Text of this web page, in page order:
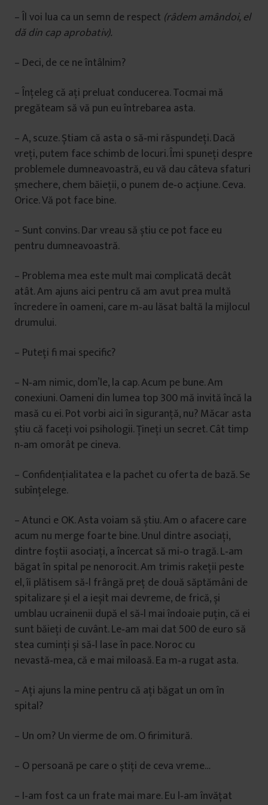
– Îl voi lua ca un semn de respect (râdem amândoi, el
dă din cap aprobativ).
– Deci, de ce ne întâlnim?
– Înţeleg că aţi preluat conducerea. Tocmai mă
pregăteam să vă pun eu întrebarea asta.
– A, scuze. Știam că asta o să‑mi răspundeţi. Dacă
vreţi, putem face schimb de locuri. Îmi spuneţi despre
problemele dumneavoastră, eu vă dau câteva sfaturi
șmechere, chem băieţii, o punem de‑o acţiune. Ceva.
Orice. Vă pot face bine.
– Sunt convins. Dar vreau să știu ce pot face eu
pentru dumneavoastră.
– Problema mea este mult mai complicată decât
atât. Am ajuns aici pentru că am avut prea multă
încredere în oameni, care m‑au lăsat baltă la mijlocul
drumului.
– Puteţi fi mai specific?
– N‑am nimic, dom’le, la cap. Acum pe bune. Am
conexiuni. Oameni din lumea top 300 mă invită încă la
masă cu ei. Pot vorbi aici în siguranţă, nu? Măcar asta
știu că faceţi voi psihologii. Ţineţi un secret. Cât timp
n‑am omorât pe cineva.
– Confidenţialitatea e la pachet cu oferta de bază. Se
subînțelege.
– Atunci e OK. Asta voiam să știu. Am o afacere care
acum nu merge foarte bine. Unul dintre asociaţi,
dintre foștii asociaţi, a încercat să mi‑o tragă. L‑am
băgat în spital pe nenorocit. Am trimis rakeţii peste
el, îi plătisem să‑l frângă preţ de două săptămâni de
spitalizare și el a ieșit mai devreme, de frică, și
umblau ucrainenii după el să‑l mai îndoaie puţin, că ei
sunt băieţi de cuvânt. Le‑am mai dat 500 de euro să
stea cuminţi și să‑l lase în pace. Noroc cu
nevastă‑mea, că e mai miloasă. Ea m‑a rugat asta.
– Aţi ajuns la mine pentru că aţi băgat un om în
spital?
– Un om? Un vierme de om. O firimitură.
– O persoană pe care o știţi de ceva vreme…
– I‑am fost ca un frate mai mare. Eu l‑am învăţat